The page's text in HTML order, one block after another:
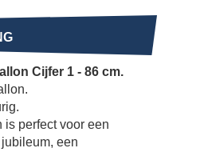
Cijfer 1 - 86 cm.
is perfect voor een
een